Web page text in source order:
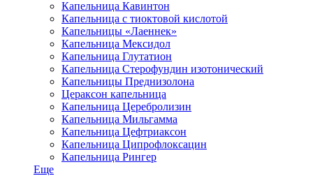
Капельница Кавинтон
Капельница с тиоктовой кислотой
Капельницы «Лаеннек»
Капельница Мексидол
Капельница Глутатион
Капельница Стерофундин изотонический
Капельницы Преднизолона
Цераксон капельница
Капельница Церебролизин
Капельница Мильгамма
Капельница Цефтриаксон
Капельница Ципрофлоксацин
Капельница Рингер
Еще